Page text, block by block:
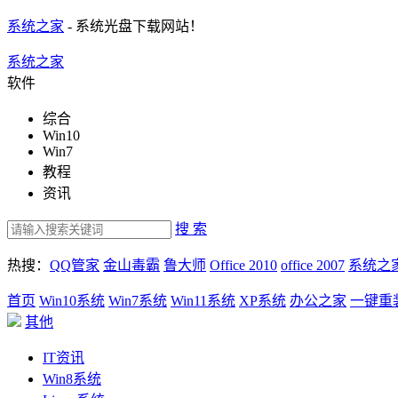
系统之家 - 系统光盘下载网站！
系统之家
软件
综合
Win10
Win7
教程
资讯
搜 索
热搜： QQ管家 金山毒霸 鲁大师 Office 2010 office 2007 系统之
首页 Win10系统 Win7系统 Win11系统 XP系统 办公之家 一键重
其他
IT资讯
Win8系统